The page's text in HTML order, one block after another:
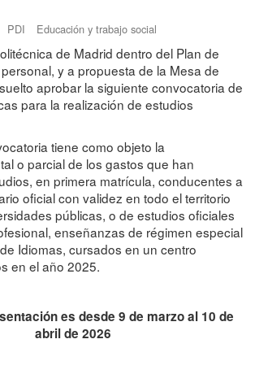
PDI Educación y trabajo social
de Madrid dentro del Plan de
y a propuesta de la Mesa de
aprobar la siguiente convocatoria de
para la realización de estudios
tiene como objeto la
o parcial de los gastos que han
en primera matrícula, conducentes a
oficial con validez en todo el territorio
públicas, o de estudios oficiales
enseñanzas de régimen especial
Idiomas, cursados en un centro
en el año 2025.
es desde 9 de marzo al 10 de
abril de 2026